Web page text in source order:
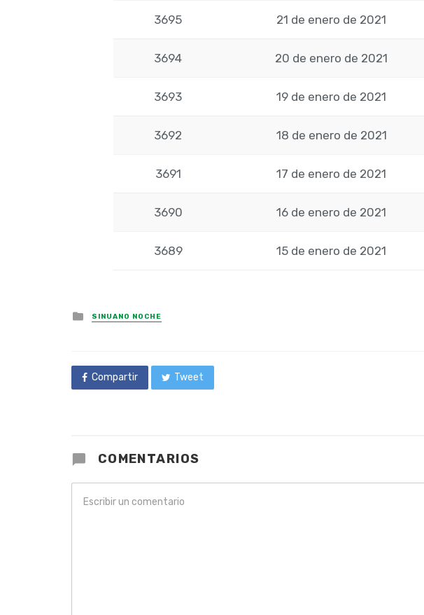
3695 21 de enero de 2021
3694 20 de enero de 2021
3693 19 de enero de 2021
3692 18 de enero de 2021
3691 17 de enero de 2021
3690 16 de enero de 2021
3689 15 de enero de 2021
Posted
in
SINUANO NOCHE
Compartir Tweet
COMENTARIOS